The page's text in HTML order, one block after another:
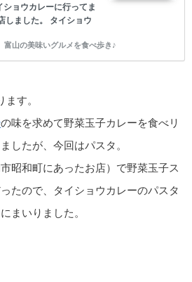
ョウカレーに行ってま
しました。 タイショウ
。この時間内に食
富山の美味いグルメを食べ歩き♪
す。
の味を求めて野菜玉子カレーを食べリ
したが、今回はパスタ。
昭和町にあったお店）で野菜玉子ス
たので、タイショウカレーのパスタ
まいりました。